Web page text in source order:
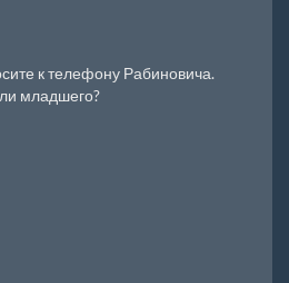
к телефону Рабиновича.
младшего?